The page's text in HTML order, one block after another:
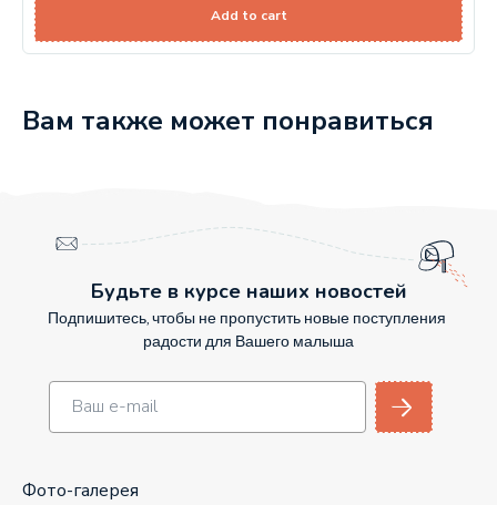
Add to cart
Вам также может понравиться
Будьте в курсе наших новостей
Подпишитесь, чтобы не пропустить новые поступления
радости для Вашего малыша
Фото-галерея